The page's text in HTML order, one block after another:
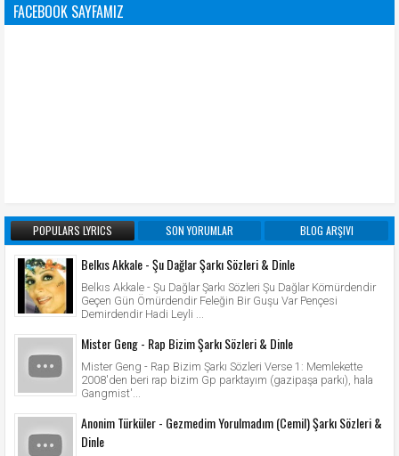
FACEBOOK SAYFAMIZ
POPULARS LYRICS SON YORUMLAR BLOG ARŞIVI
Belkıs Akkale - Şu Dağlar Şarkı Sözleri & Dinle
Belkıs Akkale - Şu Dağlar Şarkı Sözleri Şu Dağlar Kömürdendir
Geçen Gün Ömürdendir Feleğin Bir Guşu Var Pençesi
Demirdendir Hadi Leyli ...
Mister Geng - Rap Bizim Şarkı Sözleri & Dinle
Mister Geng - Rap Bizim Şarkı Sözleri Verse 1: Memlekette
2008'den beri rap bizim Gp parktayım (gazipaşa parkı), hala
Gangmist'...
Anonim Türküler - Gezmedim Yorulmadım (Cemil) Şarkı Sözleri &
Dinle